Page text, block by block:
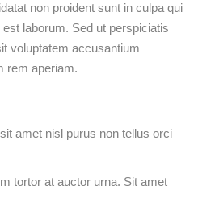
non proident sunt in culpa qui
laborum. Sed ut perspiciatis
voluptatem accusantium
rem aperiam.
amet nisl purus non tellus orci
tortor at auctor urna. Sit amet